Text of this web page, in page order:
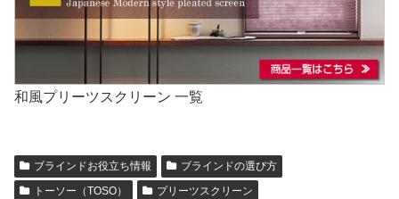
和風プリーツスクリーン 一覧
ブラインドお役立ち情報
ブラインドの選び方
トーソー（TOSO）
プリーツスクリーン